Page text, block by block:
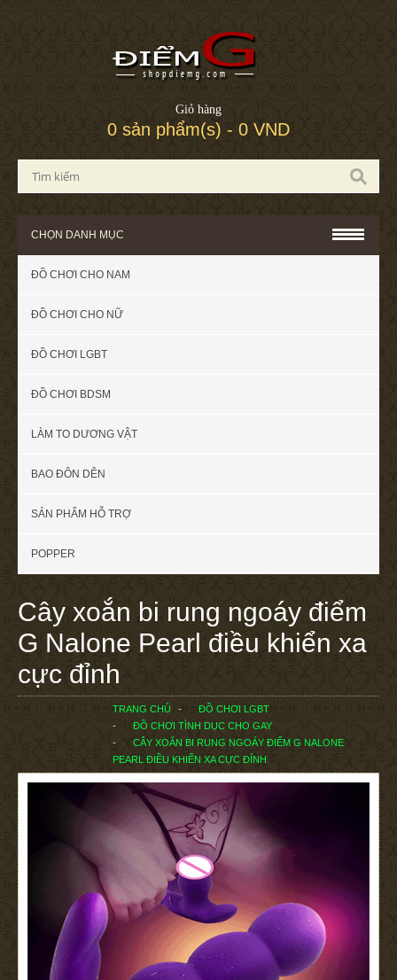
Giỏ hàng
0 sản phẩm(s) - 0 VND
CHỌN DANH MỤC
ĐỒ CHƠI CHO NAM
ĐỒ CHƠI CHO NỮ
ĐỒ CHƠI LGBT
ĐỒ CHƠI BDSM
LÀM TO DƯƠNG VẬT
BAO ĐÔN DÊN
SẢN PHẨM HỖ TRỢ
POPPER
Cây xoắn bi rung ngoáy điểm
G Nalone Pearl điều khiển xa
cực đỉnh
TRANG CHỦ
ĐỒ CHƠI LGBT
ĐỒ CHƠI TÌNH DỤC CHO GAY
CÂY XOẮN BI RUNG NGOÁY ĐIỂM G NALONE
PEARL ĐIỀU KHIỂN XA CỰC ĐỈNH